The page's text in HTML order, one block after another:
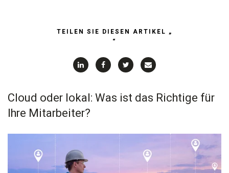
TEILEN SIE DIESEN ARTIKEL „
“
Cloud oder lokal: Was ist das Richtige für
Ihre Mitarbeiter?